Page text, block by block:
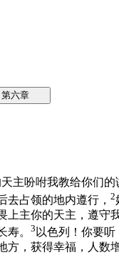
第六章
主吩咐我教给你们
去占领的地内遵行， 2
上主你的天主，遵守
寿。 3以色列！你要
方，获得幸福，人数